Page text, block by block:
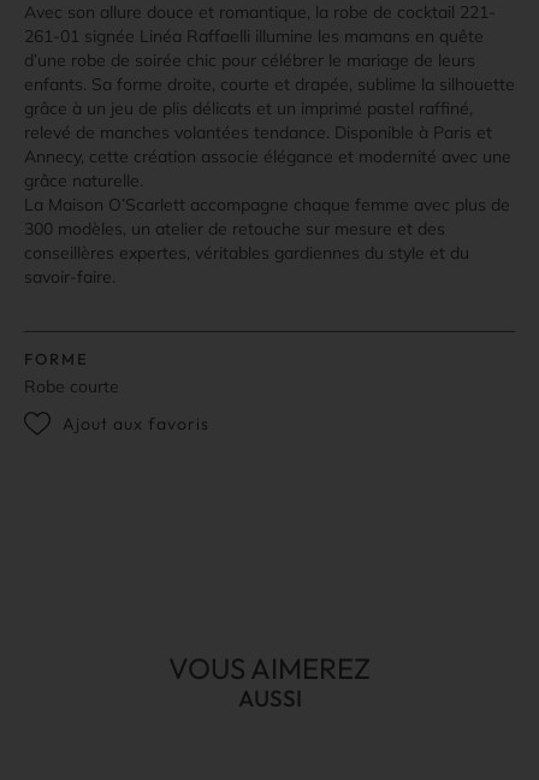
Avec son allure douce et romantique, la robe de cocktail 221-
261-01 signée Linéa Raffaelli illumine les mamans en quête
d’une robe de soirée chic pour célébrer le mariage de leurs
enfants. Sa forme droite, courte et drapée, sublime la silhouette
grâce à un jeu de plis délicats et un imprimé pastel raffiné,
relevé de manches volantées tendance. Disponible à Paris et
Annecy, cette création associe élégance et modernité avec une
grâce naturelle.
La Maison O’Scarlett accompagne chaque femme avec plus de
300 modèles, un atelier de retouche sur mesure et des
conseillères expertes, véritables gardiennes du style et du
savoir-faire.
FORME
Robe courte
Ajout aux favoris
VOUS AIMEREZ
AUSSI